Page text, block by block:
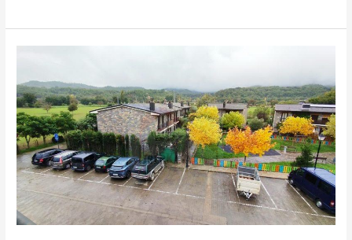
ESQUINERA
CON
JARDIN
EN
MARGUDGUED
ZONA
BOLTAÑA